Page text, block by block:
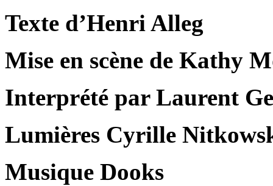
Texte d’Henri Alleg
Mise en scène de Kathy
Interprété par Laurent
Lumières Cyrille
Musique Dooks